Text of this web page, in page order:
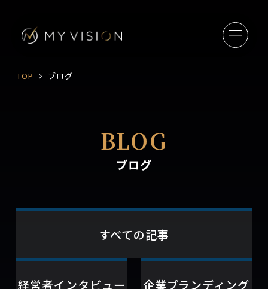
TOP ブログ
BLOG
ブログ
すべての記事
経営者インタビュー 企業ブランディング